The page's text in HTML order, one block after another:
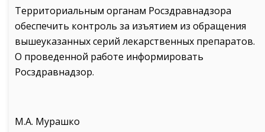
Территориальным органам Росздравнадзора
обеспечить контроль за изъятием из обращения
вышеуказанных серий лекарственных препаратов.
О проведенной работе информировать
Росздравнадзор.
М.А. Мурашко